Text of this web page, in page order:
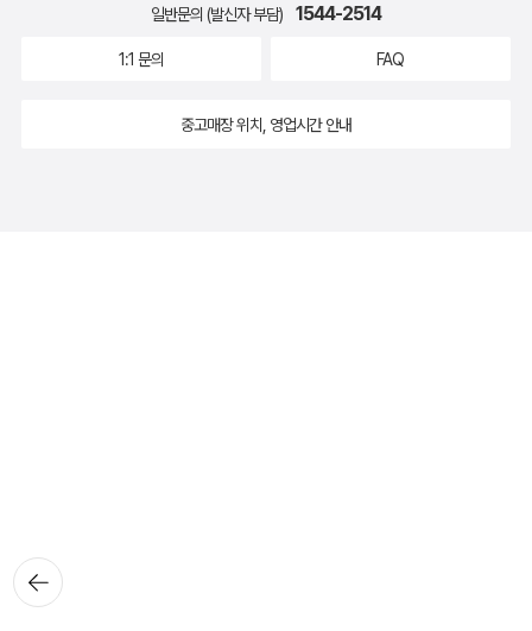
뒤로가
기
일반문의 (발신자 부담) 1544-2514
1:1 문의 FAQ
중고매장 위치, 영업시간 안내